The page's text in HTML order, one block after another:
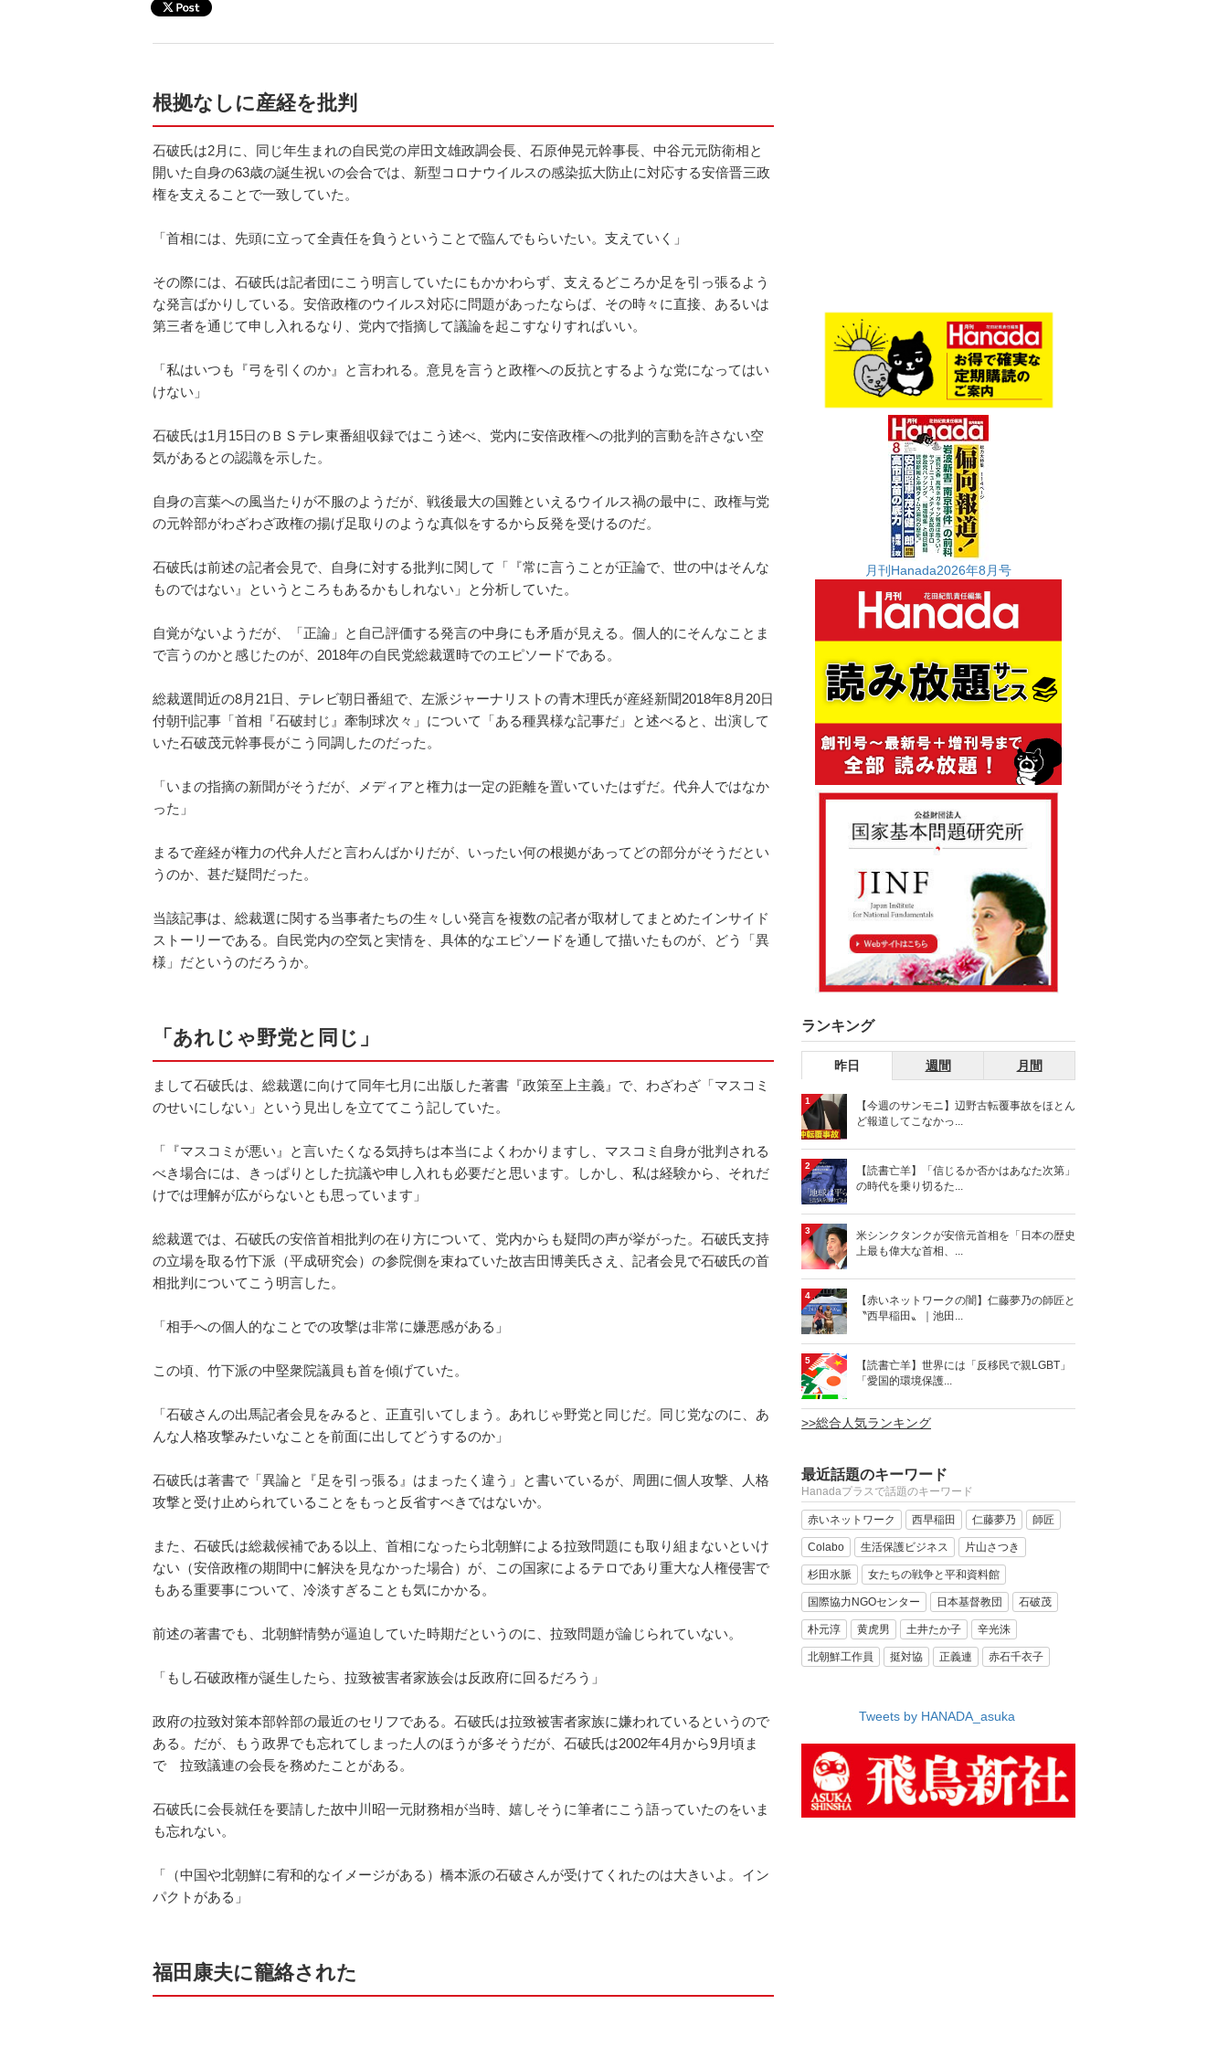
根拠なしに産経を批判
石破氏は2月に、同じ年生まれの自民党の岸田文雄政調会長、石原伸晃元幹事長、中谷元元防衛相と
開いた自身の63歳の誕生祝いの会合では、新型コロナウイルスの感染拡大防止に対応する安倍晋三政
権を支えることで一致していた。
「首相には、先頭に立って全責任を負うということで臨んでもらいたい。支えていく」
その際には、石破氏は記者団にこう明言していたにもかかわらず、支えるどころか足を引っ張るよう
な発言ばかりしている。安倍政権のウイルス対応に問題があったならば、その時々に直接、あるいは
第三者を通じて申し入れるなり、党内で指摘して議論を起こすなりすればいい。
「私はいつも『弓を引くのか』と言われる。意見を言うと政権への反抗とするような党になってはい
けない」
石破氏は1月15日のＢＳテレ東番組収録ではこう述べ、党内に安倍政権への批判的言動を許さない空
気があるとの認識を示した。
自身の言葉への風当たりが不服のようだが、戦後最大の国難といえるウイルス禍の最中に、政権与党
の元幹部がわざわざ政権の揚げ足取りのような真似をするから反発を受けるのだ。
石破氏は前述の記者会見で、自身に対する批判に関して「『常に言うことが正論で、世の中はそんな
ものではない』というところもあるかもしれない」と分析していた。
自覚がないようだが、「正論」と自己評価する発言の中身にも矛盾が見える。個人的にそんなことま
で言うのかと感じたのが、2018年の自民党総裁選時でのエピソードである。
総裁選間近の8月21日、テレビ朝日番組で、左派ジャーナリストの青木理氏が産経新聞2018年8月20日
付朝刊記事「首相『石破封じ』牽制球次々」について「ある種異様な記事だ」と述べると、出演して
いた石破茂元幹事長がこう同調したのだった。
「いまの指摘の新聞がそうだが、メディアと権力は一定の距離を置いていたはずだ。代弁人ではなか
った」
まるで産経が権力の代弁人だと言わんばかりだが、いったい何の根拠があってどの部分がそうだとい
うのか、甚だ疑問だった。
当該記事は、総裁選に関する当事者たちの生々しい発言を複数の記者が取材してまとめたインサイド
ストーリーである。自民党内の空気と実情を、具体的なエピソードを通して描いたものが、どう「異
様」だというのだろうか。
「あれじゃ野党と同じ」
まして石破氏は、総裁選に向けて同年七月に出版した著書『政策至上主義』で、わざわざ「マスコミ
のせいにしない」という見出しを立ててこう記していた。
「『マスコミが悪い』と言いたくなる気持ちは本当によくわかりますし、マスコミ自身が批判される
べき場合には、きっぱりとした抗議や申し入れも必要だと思います。しかし、私は経験から、それだ
けでは理解が広がらないとも思っています」
総裁選では、石破氏の安倍首相批判の在り方について、党内からも疑問の声が挙がった。石破氏支持
の立場を取る竹下派（平成研究会）の参院側を束ねていた故吉田博美氏さえ、記者会見で石破氏の首
相批判についてこう明言した。
「相手への個人的なことでの攻撃は非常に嫌悪感がある」
この頃、竹下派の中堅衆院議員も首を傾げていた。
「石破さんの出馬記者会見をみると、正直引いてしまう。あれじゃ野党と同じだ。同じ党なのに、あ
んな人格攻撃みたいなことを前面に出してどうするのか」
石破氏は著書で「異論と『足を引っ張る』はまったく違う」と書いているが、周囲に個人攻撃、人格
攻撃と受け止められていることをもっと反省すべきではないか。
また、石破氏は総裁候補である以上、首相になったら北朝鮮による拉致問題にも取り組まないといけ
ない（安倍政権の期間中に解決を見なかった場合）が、この国家によるテロであり重大な人権侵害で
もある重要事について、冷淡すぎることも気にかかる。
前述の著書でも、北朝鮮情勢が逼迫していた時期だというのに、拉致問題が論じられていない。
「もし石破政権が誕生したら、拉致被害者家族会は反政府に回るだろう」
政府の拉致対策本部幹部の最近のセリフである。石破氏は拉致被害者家族に嫌われているというので
ある。だが、もう政界でも忘れてしまった人のほうが多そうだが、石破氏は2002年4月から9月頃ま
で 拉致議連の会長を務めたことがある。
石破氏に会長就任を要請した故中川昭一元財務相が当時、嬉しそうに筆者にこう語っていたのをいま
も忘れない。
「（中国や北朝鮮に宥和的なイメージがある）橋本派の石破さんが受けてくれたのは大きいよ。イン
パクトがある」
福田康夫に籠絡された
月刊Hanada2026年8月号
ランキング
昨日 週間 月間
1
【今週のサンモニ】辺野古転覆事故をほとん
ど報道してこなかっ...
2
【読書亡羊】「信じるか否かはあなた次第」
の時代を乗り切るた...
3
米シンクタンクが安倍元首相を「日本の歴史
上最も偉大な首相、...
4
【赤いネットワークの闇】仁藤夢乃の師匠と
〝西早稲田〟｜池田...
5
【読書亡羊】世界には「反移民で親LGBT」
「愛国的環境保護...
>>総合人気ランキング
最近話題のキーワード
Hanadaプラスで話題のキーワード
赤いネットワーク 西早稲田 仁藤夢乃 師匠
Colabo 生活保護ビジネス 片山さつき
杉田水脈 女たちの戦争と平和資料館
国際協力NGOセンター 日本基督教団 石破茂
朴元淳 黄虎男 土井たか子 辛光洙
北朝鮮工作員 挺対協 正義連 赤石千衣子
Tweets by HANADA_asuka